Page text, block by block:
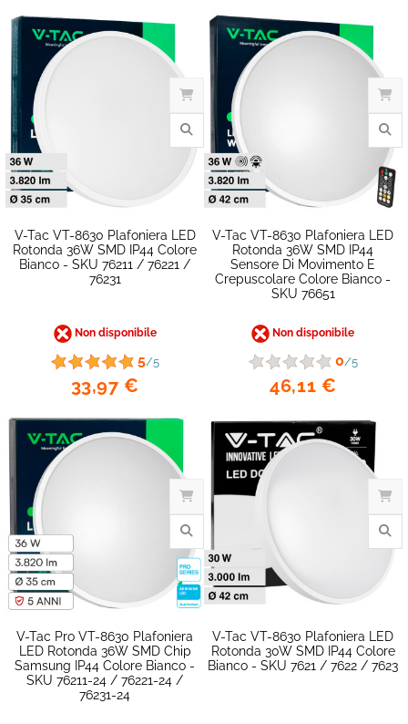
favorite_border
V-Tac VT-8630 Plafoniera LED
Rotonda 36W SMD IP44 Colore
Bianco - SKU 76211 / 76221 /
76231
Non disponibile
5/5
33,97 €
V-Tac VT-8630 Plafoniera LED
Rotonda 36W SMD IP44
Sensore Di Movimento E
Crepuscolare Colore Bianco -
SKU 76651
Non disponibile
0/5
46,11 €
V-Tac Pro VT-8630 Plafoniera
LED Rotonda 36W SMD Chip
Samsung IP44 Colore Bianco -
SKU 76211-24 / 76221-24 /
76231-24
V-Tac VT-8630 Plafoniera LED
Rotonda 30W SMD IP44 Colore
Bianco - SKU 7621 / 7622 / 7623